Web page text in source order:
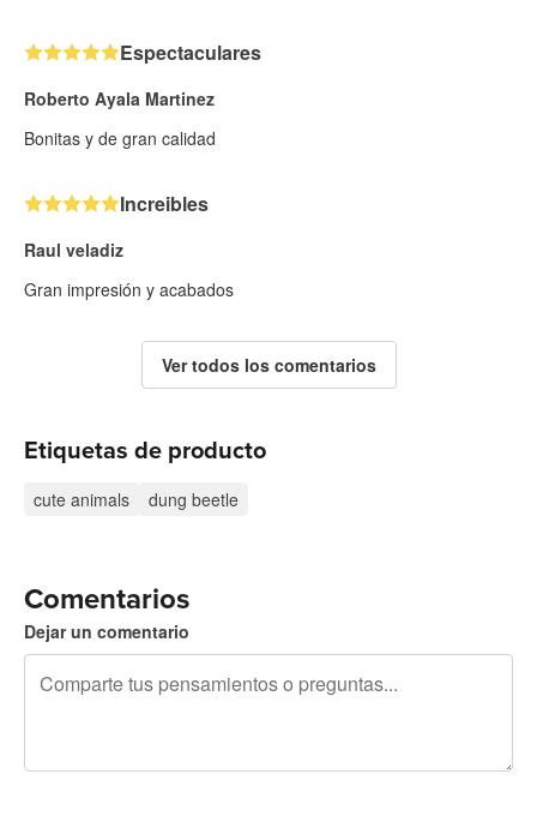
Espectaculares
Roberto Ayala Martinez
Bonitas y de gran calidad
Increibles
Raul veladiz
Gran impresión y acabados
Ver todos los comentarios
Etiquetas de producto
cute animals dung beetle
Comentarios
Dejar un comentario